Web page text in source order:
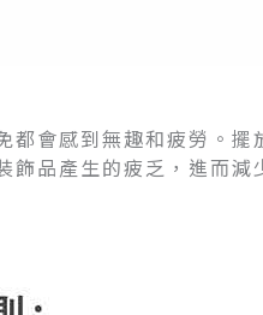
會感到無趣和疲勞。
品產生的疲乏，進而減